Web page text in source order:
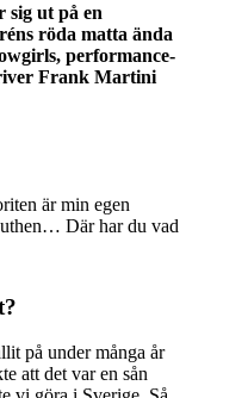
sig ut på en
röda matta ända
performance-
Frank Martini
är min egen
Där har du vad
på under många år
att det var en sån